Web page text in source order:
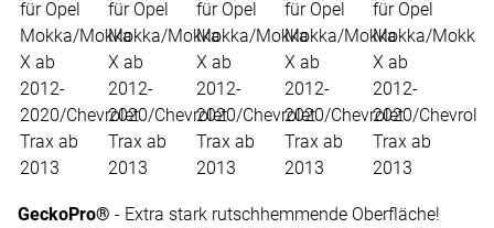
GeckoPro® - Extra stark rutschhemmende Oberfläche!